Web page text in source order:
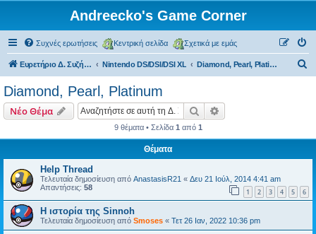
Andreecko's Game Corner
Συχνές ερωτήσεις Κεντρική σελίδα Σχετικά με εμάς
Ευρετήριο Δ. Συζήτησης Nintendo DS/DSI/DSI XL Diamond, Pearl, Platinum
η
Diamond, Pearl, Platinum
Νέο Θέμα Αναζήτηση
9 θέματα • Σελίδα 1 από 1
Θέματα
Help Thread
Τελευταία δημοσίευση από AnastasisR21 « Δευ 21 Ιούλ, 2014 4:41 am
Απαντήσεις: 58 1 2 3 4 5 6
Η ιστορία της Sinnoh
Τελευταία δημοσίευση από Smoses « Τετ 26 Ιαν, 2022 10:36 pm